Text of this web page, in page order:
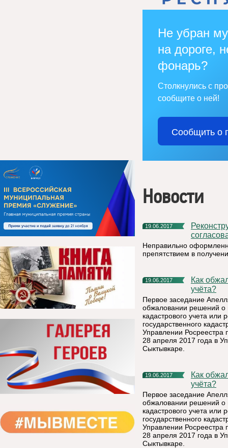
Не убран
на дороге,
фонарь?
Столкнулись с
сообщите о ней!
Сообщить о
Новости
19.06.2017
Реконструкция помещений для ведения бизнеса должна быть
Неправильно
препятствием в
19.06.2017
Как обжаловать решение о приостановлении кадастрового
учёта?
Первое заседание
обжаловании решений о
кадастрового учета
государственного
Управлении Росреестра
28 апреля 2017 года в
Сыктывкаре.
19.06.2017
Как обжаловать решение о приостановлении кадастрового
учёта?
Первое заседание
обжаловании решений о
кадастрового учета
государственного
Управлении Росреестра
28 апреля 2017 года в
Сыктывкаре.